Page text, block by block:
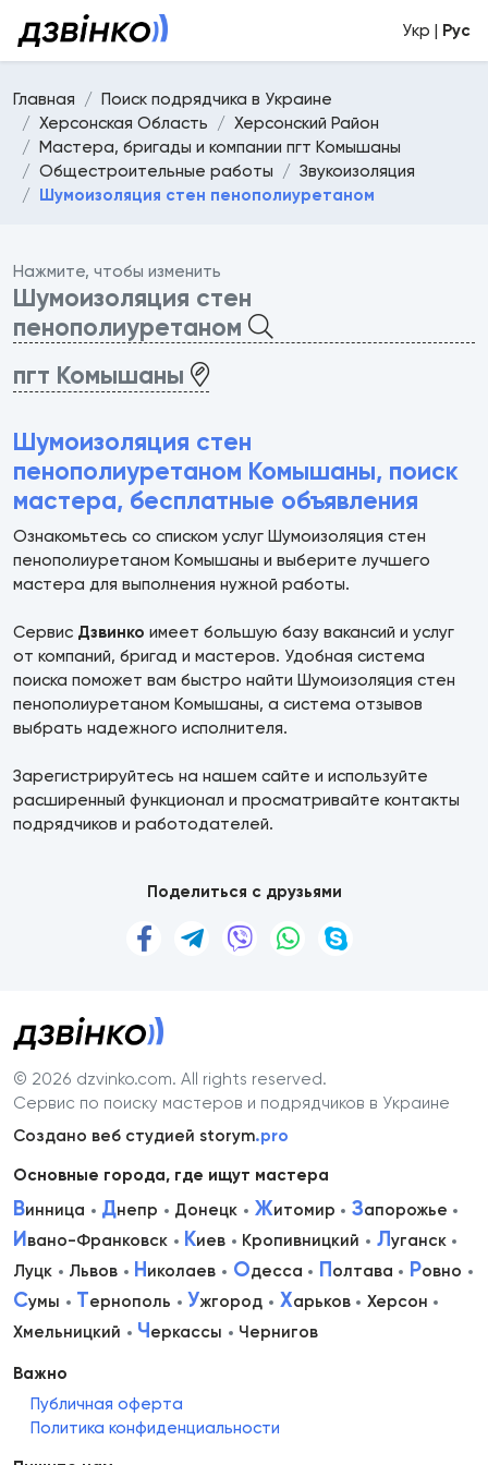
Укр | Рус
Главная
Поиск подрядчика в Украине
Херсонская Область
Херсонский Район
Мастера, бригады и компании пгт Комышаны
Общестроительные работы
Звукоизоляция
Шумоизоляция стен пенополиуретаном
Нажмите, чтобы изменить
Шумоизоляция стен
пенополиуретаном
пгт Комышаны
Шумоизоляция стен
пенополиуретаном Комышаны, поиск
мастера, бесплатные объявления
Ознакомьтесь со списком услуг Шумоизоляция стен
пенополиуретаном Комышаны и выберите лучшего
мастера для выполнения нужной работы.
Сервис Дзвинко имеет большую базу вакансий и услуг
от компаний, бригад и мастеров. Удобная система
поиска поможет вам быстро найти Шумоизоляция стен
пенополиуретаном Комышаны, а система отзывов
выбрать надежного исполнителя.
Зарегистрируйтесь на нашем сайте и используйте
расширенный функционал и просматривайте контакты
подрядчиков и работодателей.
Поделиться с друзьями
© 2026 dzvinko.com. All rights reserved.
Сервис по поиску мастеров и подрядчиков в Украине
Создано веб студией storym.pro
Основные города, где ищут мастера
Винница Днепр Донецк Житомир Запорожье
Ивано-Франковск Киев Кропивницкий Луганск
Луцк
Львов Николаев Одесса Полтава Ровно
Сумы Тернополь Ужгород Харьков
Херсон
Хмельницкий
Черкассы Чернигов
Важно
Публичная оферта
Политика конфиденциальности